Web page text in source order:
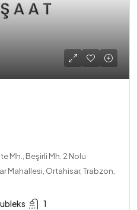
Mh., Beşirli Mh. 2 Nolu
Mahallesi, Ortahisar, Trabzon,
1